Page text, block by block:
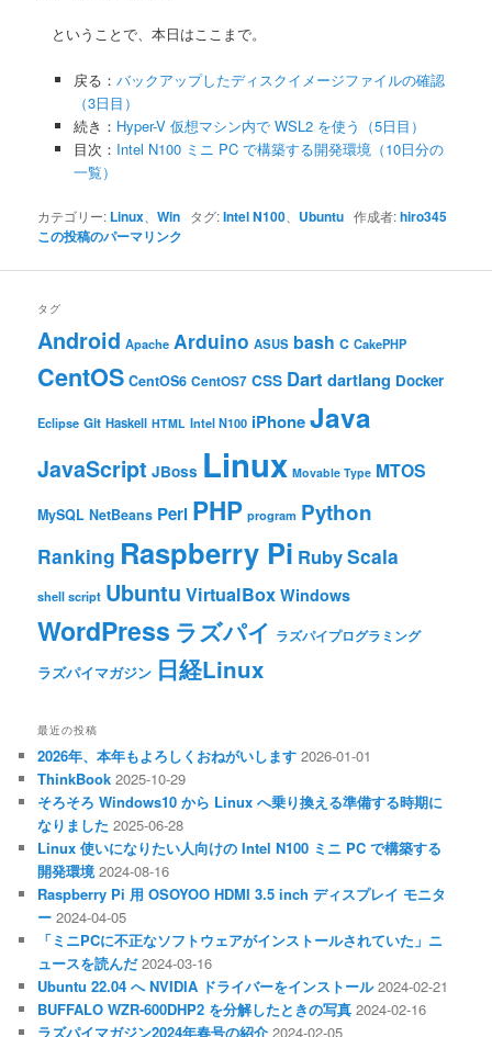
ということで、本日はここまで。
戻る： バックアップしたディスクイメージファイルの確認
（3日目）
続き： Hyper-V 仮想マシン内で WSL2 を使う（5日目）
目次： Intel N100 ミニ PC で構築する開発環境（10日分の
一覧）
カテゴリー: Linux、Win タグ:Intel N100、 Ubuntu 作成者:hiro345
この投稿のパーマリンク
タグ
Android Apache Arduino ASUS bash C CakePHP
CentOS CentOS6 CentOS7 CSS Dart dartlang Docker
Eclipse Git Haskell HTML Intel N100 iPhoneJava
JavaScript JBoss Linux Movable Type MTOS
MySQL NetBeans Perl PHP program Python
Ranking Raspberry Pi RubyScala
shell script Ubuntu VirtualBox Windows
WordPress ラズパイ ラズパイプログラミング
ラズパイマガジン 日経Linux
最近の投稿
2026年、本年もよろしくおねがいします 2026-01-01
ThinkBook 2025-10-29
そろそろ Windows10 から Linux へ乗り換える準備する時期に
なりました 2025-06-28
Linux 使いになりたい人向けの Intel N100 ミニ PC で構築する
開発環境 2024-08-16
Raspberry Pi 用 OSOYOO HDMI 3.5 inch ディスプレイ モニタ
ー 2024-04-05
「ミニPCに不正なソフトウェアがインストールされていた」ニ
ュースを読んだ 2024-03-16
Ubuntu 22.04 へ NVIDIA ドライバーをインストール 2024-02-21
BUFFALO WZR-600DHP2 を分解したときの写真 2024-02-16
ラズパイマガジン2024年春号の紹介 2024-02-05